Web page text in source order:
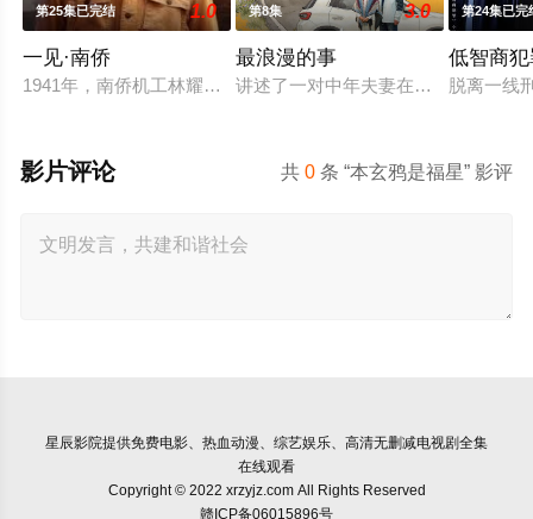
第25集已完结 1.0
一见·南侨
1941年，南侨机工林耀祖在滇缅公路遇到日军轰炸，意外穿越
第8集 3.0
最浪漫的事
讲述了一对中年夫妻在婚姻濒临破裂
第24集已完
低智商
脱离一线
共0 条 “本玄鸦是福星” 影评
影片评论
星辰影院提供免费电影、热血动漫、综艺娱乐、高清无删减电视剧全集
在线观看
Copyright © 2022 xrzyjz.com All Rights Reserved
赣ICP备06015896号